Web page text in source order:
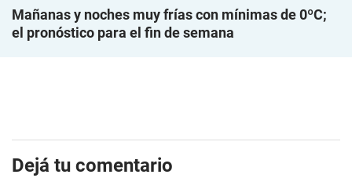
Mañanas y noches muy frías con mínimas de 0ºC;
el pronóstico para el fin de semana
Dejá tu comentario